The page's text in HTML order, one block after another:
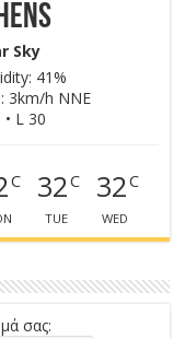
Sky
41%
3km/h NNE
• L 30
C 32C
TUE
32C
WED
σας: